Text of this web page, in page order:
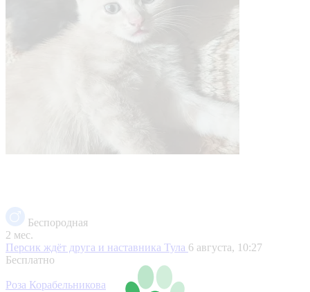
Беспородная
2 мес.
Персик ждёт друга и наставника Тула 6 августа, 10:27
Бесплатно
Роза Корабельникова